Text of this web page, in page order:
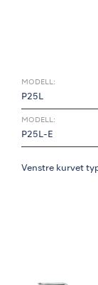
MODELL:
P25L
MODELL:
P25L-E
Venstre kurvet